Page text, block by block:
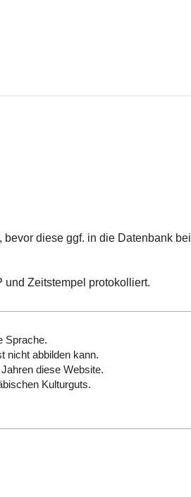
diese ggf. in die Datenbank bei
und Zeitstempel protokolliert.
Sprache.
nicht abbilden kann.
diese Website.
Kulturguts.